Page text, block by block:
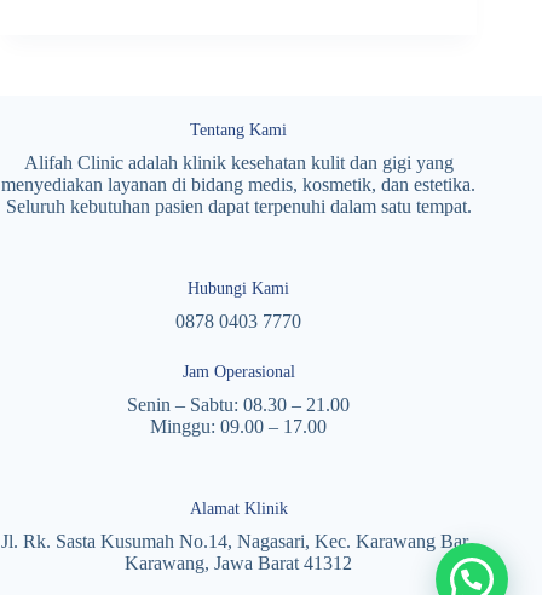
Tentang Kami
Alifah Clinic adalah klinik kesehatan kulit dan gigi yang
menyediakan layanan di bidang medis, kosmetik, dan estetika.
Seluruh kebutuhan pasien dapat terpenuhi dalam satu tempat.
Hubungi Kami
0878 0403 7770
Jam Operasional
Senin – Sabtu: 08.30 – 21.00
Minggu: 09.00 – 17.00
Alamat Klinik
Jl. Rk. Sasta Kusumah No.14, Nagasari, Kec. Karawang Bar.,
Karawang, Jawa Barat 41312